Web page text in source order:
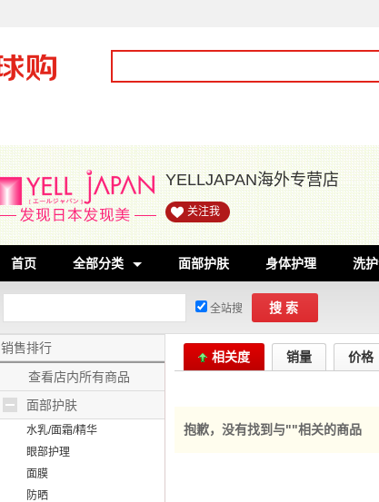
YELLJAPAN海外专营店
关注我
首页 全部分类 面部护肤 身体护理 洗
全站搜 搜索
销售排行
查看店内所有商品
面部护肤
水乳/面霜/精华
眼部护理
面膜
防晒
相关度 销量 价格
抱歉，没有找到与""相关的商品